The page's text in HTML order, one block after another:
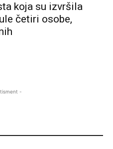
koja su izvršila
četiri osobe,
-